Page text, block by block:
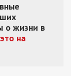
о жизни в
на